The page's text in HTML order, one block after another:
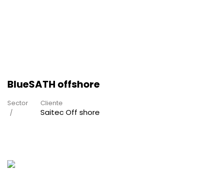
BlueSATH offshore
Sector Cliente
Saitec Off shore